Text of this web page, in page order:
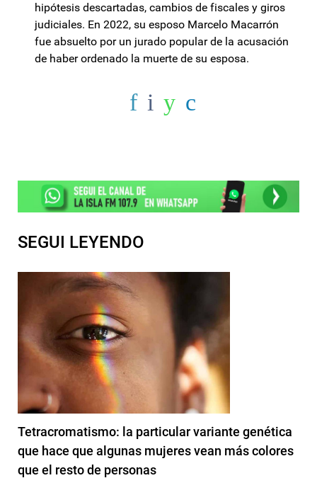
hipótesis descartadas, cambios de fiscales y giros
judiciales. En 2022, su esposo Marcelo Macarrón
fue absuelto por un jurado popular de la acusación
de haber ordenado la muerte de su esposa.
SEGUI LEYENDO
Tetracromatismo: la particular variante genética
que hace que algunas mujeres vean más colores
que el resto de personas